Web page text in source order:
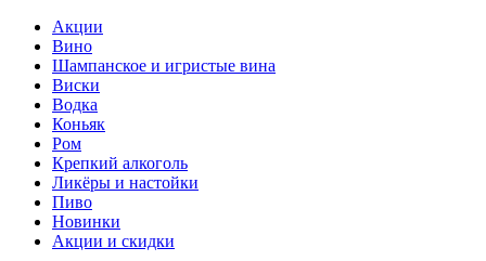
Акции
Вино
Шампанское и игристые вина
Виски
Водка
Коньяк
Ром
Крепкий алкоголь
Ликёры и настойки
Пиво
Новинки
Акции и скидки